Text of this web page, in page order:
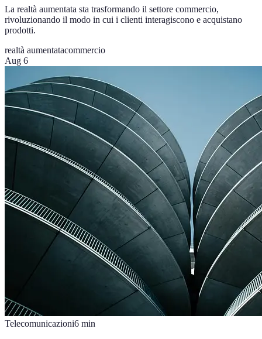
La realtà aumentata sta trasformando il settore commercio,
rivoluzionando il modo in cui i clienti interagiscono e acquistano
prodotti.
realtà aumentatacommercio
Aug 6
Telecomunicazioni6 min